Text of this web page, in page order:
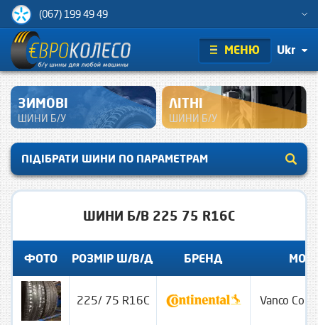
(067) 199 49 49
МЕНЮ Ukr
ЗИМОВІ
ШИНИ Б/У
ЛІТНІ
ШИНИ Б/У
ПІДІБРАТИ ШИНИ ПО ПАРАМЕТРАМ
ШИНИ Б/В 225 75 R16C
ФОТО РОЗМІР Ш/В/Д БРЕНД
225/ 75 R16C Vanco